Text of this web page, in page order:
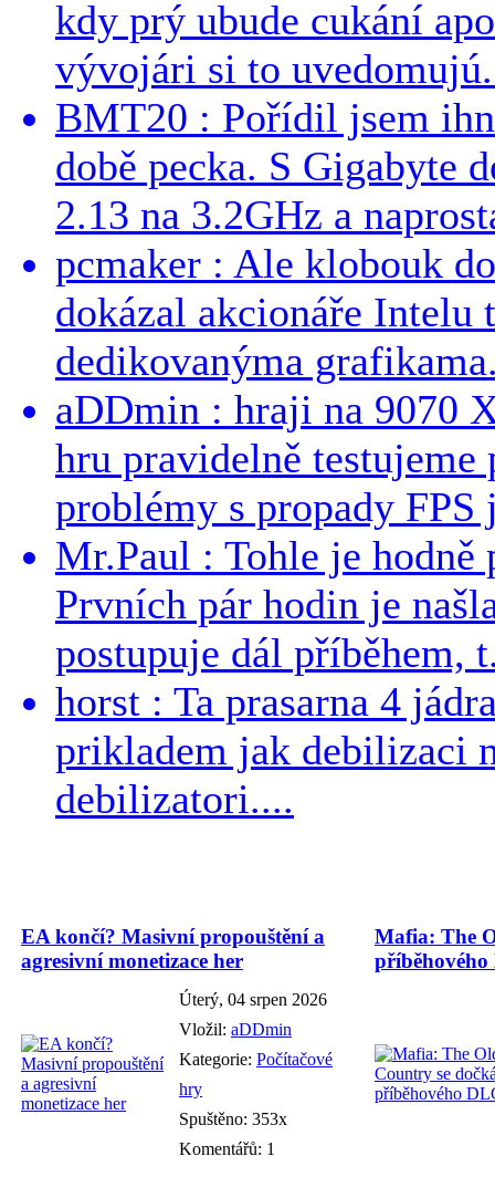
kdy prý ubude cukání
vývojári si to
BMT20 : Pořídil jsem
době pecka. S Gigabyte
2.13 na 3.2GHz a
pcmaker : Ale klobouk
dokázal akcionáře Intelu
dedikovanýma
aDDmin : hraji na 9070
hru pravidelně testujeme
problémy s propady FPS
Mr.Paul : Tohle je hodně
Prvních pár hodin je
postupuje dál příběhem,
horst : Ta prasarna 4
prikladem jak debilizaci
debilizatori....
EA končí? Masivní propouštění a
agresivní monetizace her
Úterý, 04 srpen 2026
Vložil: aDDmin
Kategorie: Počítačové
hry
Spuštěno: 353x
Komentářů: 1
Mafia: The